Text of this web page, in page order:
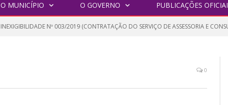
O MUNICÍPIO O GOVERNO PUBLICAÇÕES
INEXIGIBILIDADE Nº 003/2019 (CONTRATAÇÃO DO SERVIÇO DE ASSESSORIA E
0